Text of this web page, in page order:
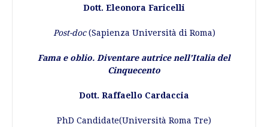
Dott. Eleonora Faricelli
Post-doc(Sapienza Università di Roma)
Fama e oblio. Diventare autrice nell’Italia del
Cinquecento
Dott. Raffaello Cardaccia
PhD Candidate(Università Roma Tre)